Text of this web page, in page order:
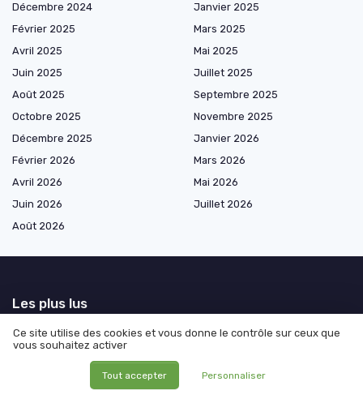
Décembre 2024
Janvier 2025
Février 2025
Mars 2025
Avril 2025
Mai 2025
Juin 2025
Juillet 2025
Août 2025
Septembre 2025
Octobre 2025
Novembre 2025
Décembre 2025
Janvier 2026
Février 2026
Mars 2026
Avril 2026
Mai 2026
Juin 2026
Juillet 2026
Août 2026
Les plus lus
Comprendre le plan épargne logement Quadreto
Comment écrire correctement 150 euros en lettre pour vos démarches
Ce site utilise des cookies et vous donne le contrôle sur ceux que
vous souhaitez activer
Tout accepter Personnaliser